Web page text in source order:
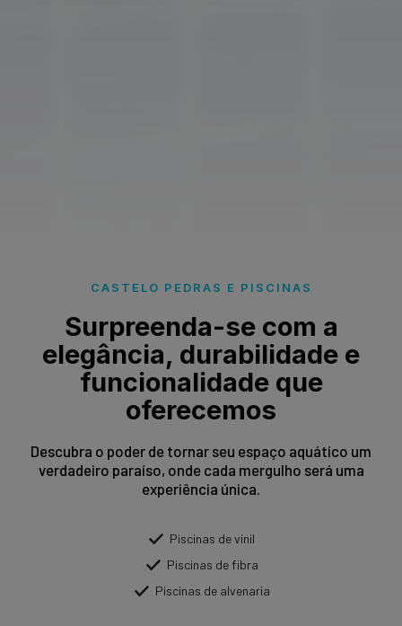
CASTELO PEDRAS E PISCINAS
Surpreenda-se com a
elegância, durabilidade e
funcionalidade que
oferecemos
Descubra o poder de tornar seu espaço aquático um
verdadeiro paraíso, onde cada mergulho será uma
experiência única.
Piscinas de vinil
Piscinas de fibra
Piscinas de alvenaria